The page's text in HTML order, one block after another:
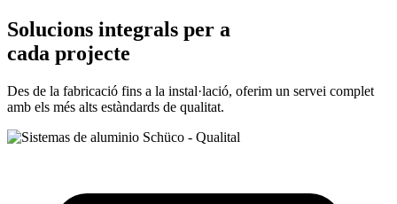
Solucions integrals per a
cada projecte
Des de la fabricació fins a la instal·lació, oferim un servei complet
amb els més alts estàndards de qualitat.